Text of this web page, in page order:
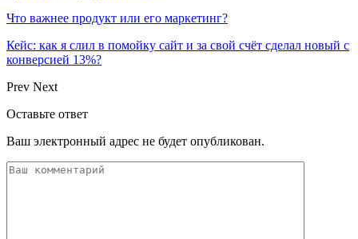
Что важнее продукт или его маркетинг?
Кейс: как я слил в помойку сайт и за свой счёт сделал новый с
конверсией 13%?
Prev Next
Оставьте ответ
Ваш электронный адрес не будет опубликован.